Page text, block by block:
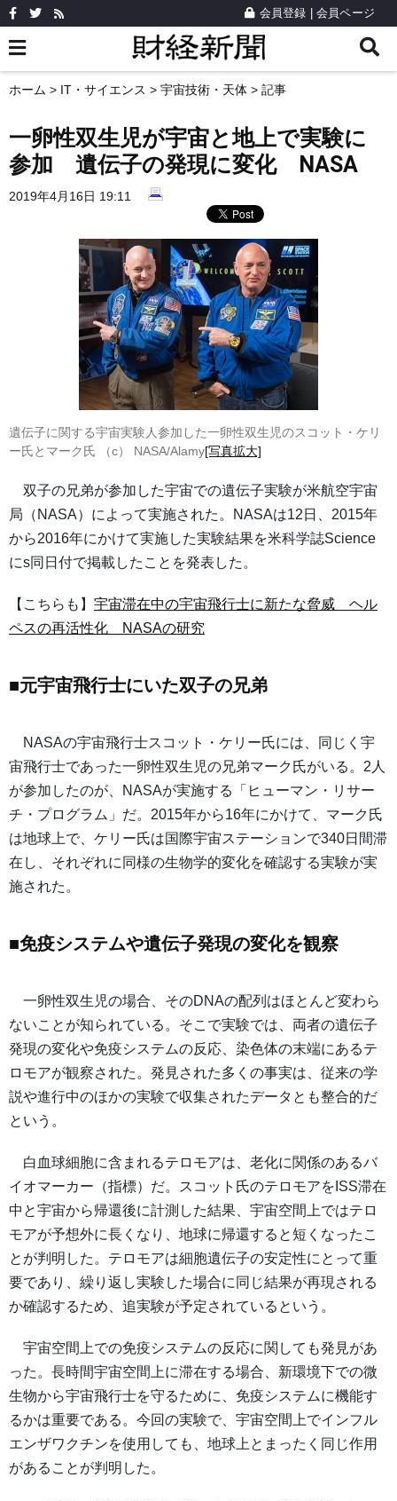
会員登録 会員ページ
ホーム > IT・サイエンス > 宇宙技術・天体 > 記事
一卵性双生児が宇宙と地上で実験に
参加 遺伝子の発現に変化 NASA
2019年4月16日 19:11
遺伝子に関する宇宙実験人参加した一卵性双生児のスコット・ケリ
ー氏とマーク氏 （c） NASA/Alamy[写真拡大]
双子の兄弟が参加した宇宙での遺伝子実験が米航空宇宙
局（NASA）によって実施された。NASAは12日、2015年
から2016年にかけて実施した実験結果を米科学誌Science
にs同日付で掲載したことを発表した。
【こちらも】 宇宙滞在中の宇宙飛行士に新たな脅威 ヘル
ペスの再活性化 NASAの研究
■元宇宙飛行士にいた双子の兄弟
NASAの宇宙飛行士スコット・ケリー氏には、同じく宇
宙飛行士であった一卵性双生児の兄弟マーク氏がいる。2人
が参加したのが、NASAが実施する「ヒューマン・リサー
チ・プログラム」だ。2015年から16年にかけて、マーク氏
は地球上で、ケリー氏は国際宇宙ステーションで340日間滞
在し、それぞれに同様の生物学的変化を確認する実験が実
施された。
■免疫システムや遺伝子発現の変化を観察
一卵性双生児の場合、そのDNAの配列はほとんど変わら
ないことが知られている。そこで実験では、両者の遺伝子
発現の変化や免疫システムの反応、染色体の末端にあるテ
ロモアが観察された。発見された多くの事実は、従来の学
説や進行中のほかの実験で収集されたデータとも整合的だ
という。
白血球細胞に含まれるテロモアは、老化に関係のあるバ
イオマーカー（指標）だ。スコット氏のテロモアをISS滞在
中と宇宙から帰還後に計測した結果、宇宙空間上ではテロ
モアが予想外に長くなり、地球に帰還すると短くなったこ
とが判明した。テロモアは細胞遺伝子の安定性にとって重
要であり、繰り返し実験した場合に同じ結果が再現される
か確認するため、追実験が予定されているという。
宇宙空間上での免疫システムの反応に関しても発見があ
った。長時間宇宙空間上に滞在する場合、新環境下での微
生物から宇宙飛行士を守るために、免疫システムに機能す
るかは重要である。今回の実験で、宇宙空間上でインフル
エンザワクチンを使用しても、地球上とまったく同じ作用
があることが判明した。